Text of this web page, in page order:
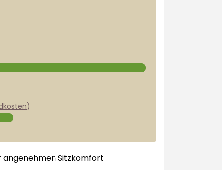
)
angenehmen Sitzkomfort